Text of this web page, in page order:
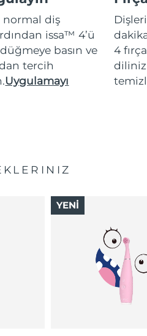
normal diş
issa™ 4’ü
basın ve
tercih
Uygulamayı
4
YENİ